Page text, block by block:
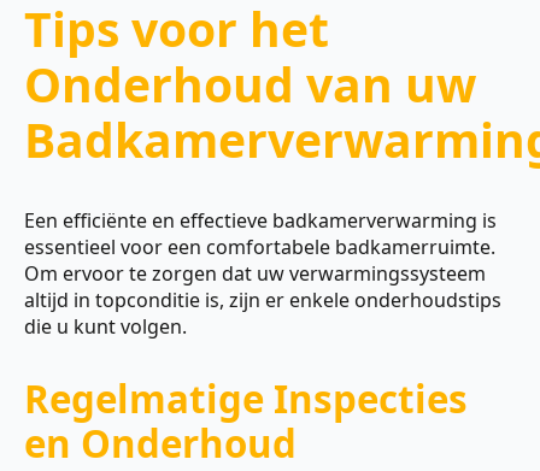
Tips voor het
Onderhoud van uw
Een efficiënte en effectieve badkamerverwarming is
essentieel voor een comfortabele badkamerruimte.
Om ervoor te zorgen dat uw verwarmingssysteem
altijd in topconditie is, zijn er enkele onderhoudstips
die u kunt volgen.
Regelmatige Inspecties
en Onderhoud